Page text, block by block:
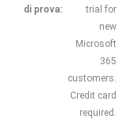
di prova:
trial for
new
Microsoft
365
customers.
Credit card
required.